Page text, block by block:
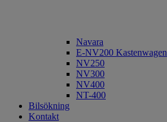
Navara
E-NV200 Kastenwagen
NV250
NV300
NV400
NT-400
Bilsökning
Kontakt